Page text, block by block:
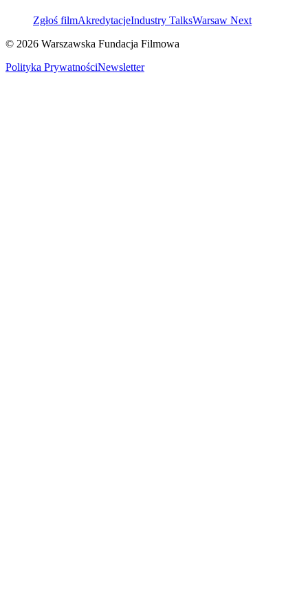
Zgłoś filmAkredytacjeIndustry TalksWarsaw Next
© 2026 Warszawska Fundacja Filmowa
Polityka PrywatnościNewsletter